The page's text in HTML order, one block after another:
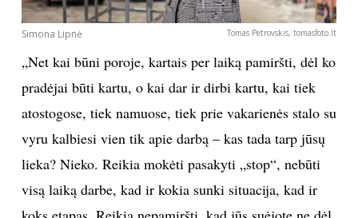
Simona Lipnė Tomas Petrovskis, tomasfoto.lt
„Net kai būni poroje, kartais per laiką pamiršti, dėl ko
pradėjai būti kartu, o kai dar ir dirbi kartu, kai tiek
atostogose, tiek namuose, tiek prie vakarienės stalo su
vyru kalbiesi vien tik apie darbą – kas tada tarp jūsų
lieka? Nieko. Reikia mokėti pasakyti „stop“, nebūti
visą laiką darbe, kad ir kokia sunki situacija, kad ir